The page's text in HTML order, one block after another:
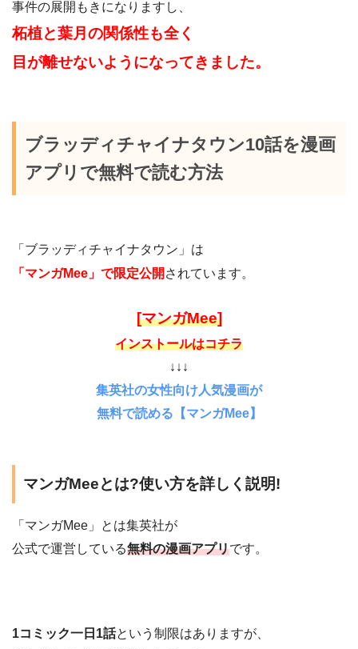
事件の展開もきになりますし、
柘植と葉月の関係性も全く
目が離せないようになってきました。
ブラッディチャイナタウン10話を漫画
アプリで無料で読む方法
「ブラッディチャイナタウン」は
「マンガMee」で限定公開 されています。
[マンガMee]
インストールはコチラ
↓↓↓
集英社の女性向け人気漫画が
無料で読める【マンガMee】
マンガMeeとは?使い方を詳しく説明!
「マンガMee」とは集英社が
公式で運営している無料の漫画アプリです。
1コミック一日1話という制限はありますが、